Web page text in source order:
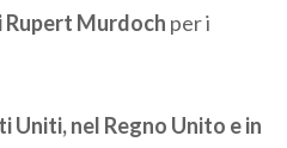
Rupert Murdoch per i
Uniti, nel Regno Unito e in